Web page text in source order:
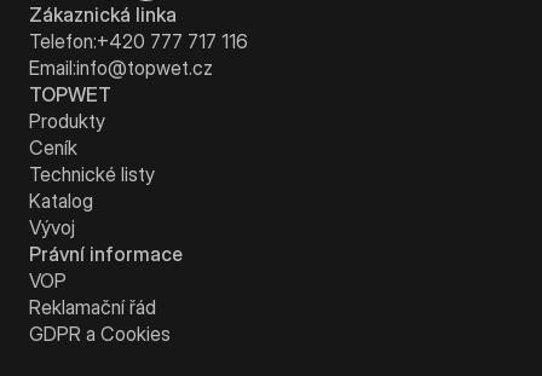
Zákaznická linka
Telefon:+420 777 717 116
Email:info@topwet.cz
TOPWET
Produkty
Ceník
Technické listy
Katalog
Vývoj
Právní informace
VOP
Reklamační řád
GDPR a Cookies